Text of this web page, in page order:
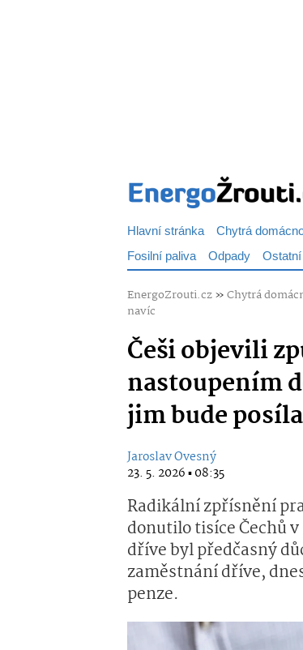
Hlavní stránka Chytrá
Fosilní paliva Odpady Ostatní
EnergoZrouti.cz»Chytrá
navíc
Češi objevili
nastoupením
jim bude
Jaroslav Ovesný
23. 5. 2026 ▪ 08:35
Radikální zpřísnění
donutilo tisíce Čechů
dříve byl předčasný
zaměstnání dříve,
penze.